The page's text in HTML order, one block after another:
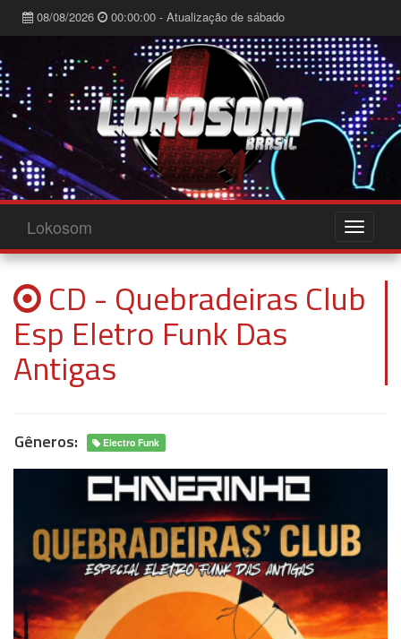
08/08/2026 00:00:00 - Atualização de sábado
Lokosom
CD - Quebradeiras Club
Esp Eletro Funk Das
Antigas
Gêneros: Electro Funk